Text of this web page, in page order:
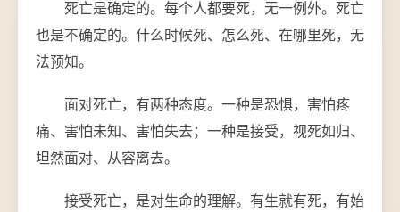
死亡是确定的。每个人都要死，无一例外。死亡
也是不确定的。什么时候死、怎么死、在哪里死，无
法预知。
面对死亡，有两种态度。一种是恐惧，害怕疼
痛、害怕未知、害怕失去；一种是接受，视死如归、
坦然面对、从容离去。
接受死亡，是对生命的理解。有生就有死，有始